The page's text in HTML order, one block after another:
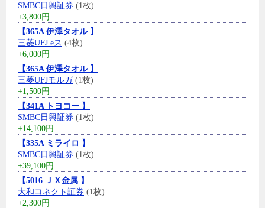
SMBC日興証券 (1枚)
+3,800円
【365A 伊澤タオル 】
三菱UFJ eス (4枚)
+6,000円
【365A 伊澤タオル 】
三菱UFJモルガ(1枚)
+1,500円
【341A トヨコー 】
SMBC日興証券 (1枚)
+14,100円
【335A ミライロ 】
SMBC日興証券 (1枚)
+39,100円
【5016 ＪＸ金属 】
大和コネクト証券 (1枚)
+2,300円